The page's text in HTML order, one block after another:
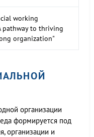
working
pathway to thriving
organization"
организации
формируется под
организации и